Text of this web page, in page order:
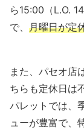
ら15:00（L.O.
で、 月曜日が定
また、パセオ店
ちらも定休日は
パレットでは、
ューが豊富で、